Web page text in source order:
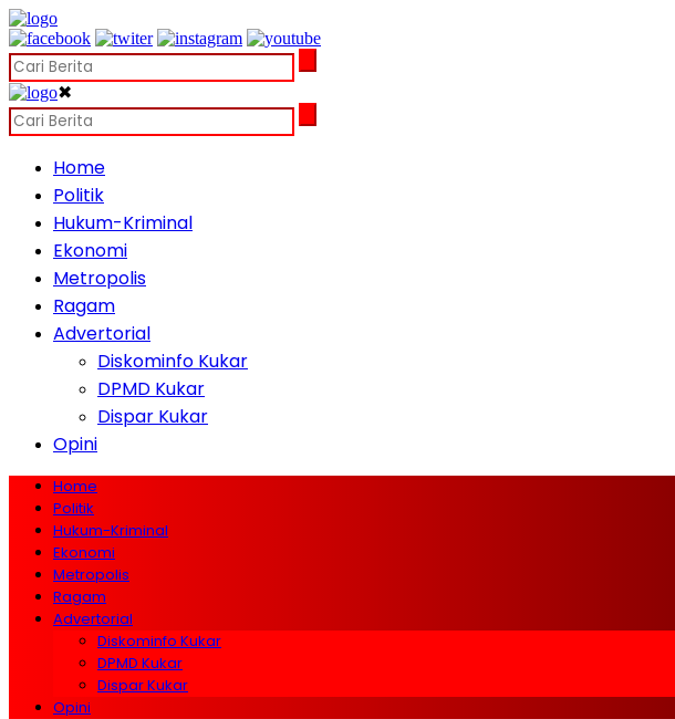
✖
Home
Politik
Hukum-Kriminal
Ekonomi
Metropolis
Ragam
Advertorial
Diskominfo Kukar
DPMD Kukar
Dispar Kukar
Opini
Home
Politik
Hukum-Kriminal
Ekonomi
Metropolis
Ragam
Advertorial
Diskominfo Kukar
DPMD Kukar
Dispar Kukar
Opini